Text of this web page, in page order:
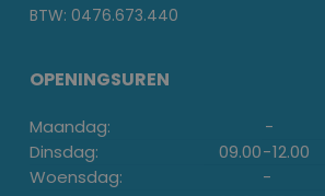
BTW: 0476.673.440
OPENINGSUREN
Maandag: -
Dinsdag:
09.00-12.00
Woensdag:
-